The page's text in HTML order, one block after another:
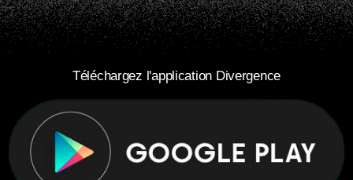
Téléchargez l'application Divergence